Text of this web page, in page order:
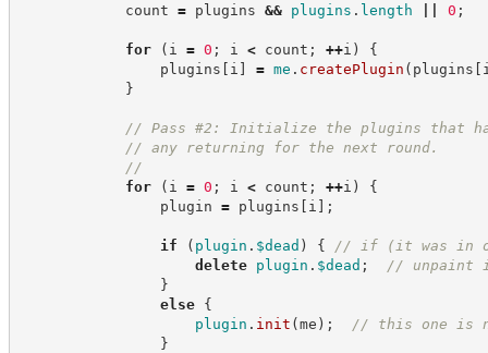
count = plugins && plugins . length 0 ;
for ( i = 0 ; i < count ; ++i )
{
plugins [ i ] = me . createPlugin ( plugins [
}
// Pass #2: Initialize the plugins that
// any returning for the next round.
//
for
( i = 0 ; i < count ; ++i )
{
plugin = plugins [ i ] ;
if ( plugin . $dead ) { // if (it was in
delete
plugin . $dead ; // unpaint
}
else
{
plugin . init (me ) ; // this one is
}